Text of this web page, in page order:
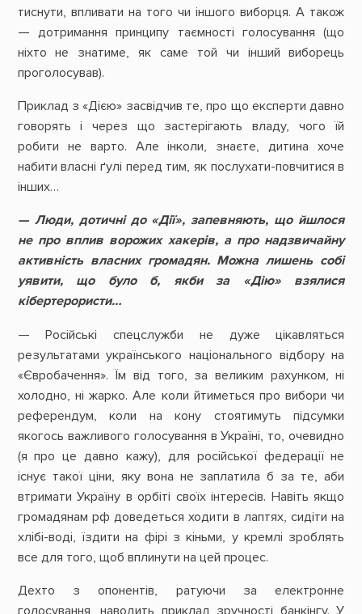
тиснути, впливати на того чи іншого виборця. А також
— дотримання принципу таємності голосування (що
ніхто не знатиме, як саме той чи інший виборець
проголосував).
Приклад з «Дією» засвідчив те, про що експерти давно
говорять і через що застерігають владу, чого їй
робити не варто. Але інколи, знаєте, дитина хоче
набити власні ґулі перед тим, як послухати-повчитися в
інших…
— Люди, дотичні до «Дії», запевняють, що йшлося
не про вплив ворожих хакерів, а про надзвичайну
активність власних громадян. Можна лишень собі
уявити, що було б, якби за «Дію» взялися
кібертерористи…
— Російські спецслужби не дуже цікавляться
результатами українського національного відбору на
«Євробачення». Їм від того, за великим рахунком, ні
холодно, ні жарко. Але коли йтиметься про вибори чи
референдум, коли на кону стоятимуть підсумки
якогось важливого голосування в Україні, то, очевидно
(я про це давно кажу), для російської федерації не
існує такої ціни, яку вона не заплатила б за те, аби
втримати Україну в орбіті своїх інтересів. Навіть якщо
громадянам рф доведеться ходити в лаптях, сидіти на
хлібі-воді, їздити на фірі з кіньми, у кремлі зроблять
все для того, щоб вплинути на цей процес.
Дехто з опонентів, ратуючи за електронне
голосування, наводить приклад зручності банкінгу. У